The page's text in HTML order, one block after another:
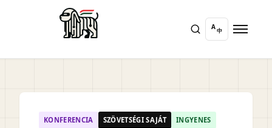
A
中
KONFERENCIA SZÖVETSÉGI SAJÁT INGYENES